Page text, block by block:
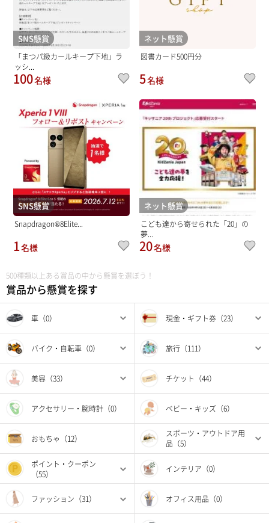
500種類以上ある賞品の中から懸賞を選ぼう！
賞品から懸賞を探す
車（0） 現金・ギフト券（23）
バイク・自転車（0） 旅行（111）
美容（33） チケット（44）
アクセサリー・腕時計（0） ベビー・キッズ（6）
おもちゃ（12）
スポーツ・アウトドア用
品（5）
ポイント・クーポン
（55）
インテリア（0）
ファッション（31） オフィス用品（0）
SNS懸賞
「まつパ級カールキープ下地」ラ
ッシ...
100名様
ネット懸賞
図書カード500円分
5名様
SNS懸賞
Snapdragon®8Elite...
1名様
ネット懸賞
こども達から寄せられた「20」の
夢...
20名様